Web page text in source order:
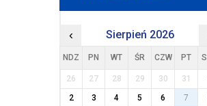
‹ Sierpień 2026
NDZ PN WT ŚR CZW PT
26 27 28 29 30 31
2
3 4 5 6 7